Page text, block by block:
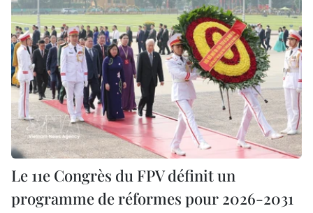
Le 11e Congrès du FPV définit un
programme de réformes pour 2026-2031